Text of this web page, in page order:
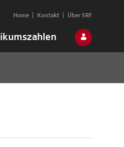
Home Kontakt Über SRF